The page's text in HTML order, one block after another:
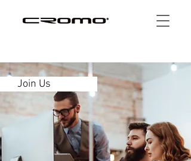
Join Us